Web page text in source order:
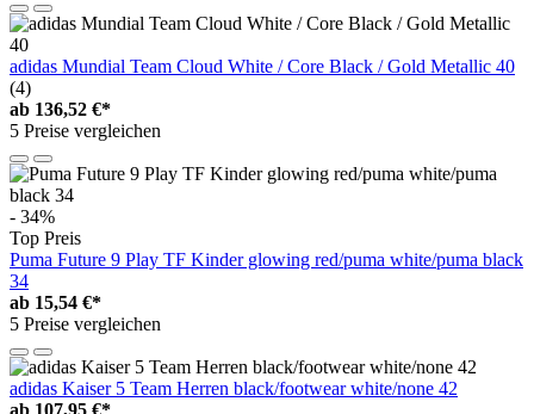
adidas Mundial Team Cloud White / Core Black / Gold Metallic 40
(4)
ab 136,52 €*
5 Preise vergleichen
- 34%
Top Preis
Puma Future 9 Play TF Kinder glowing red/puma white/puma black
34
ab 15,54 €*
5 Preise vergleichen
adidas Kaiser 5 Team Herren black/footwear white/none 42
ab 107,95 €*